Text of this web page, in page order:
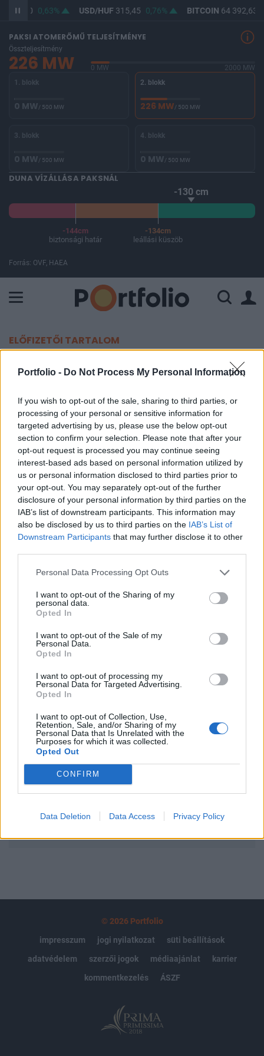
Portfolio - Do Not Process My Personal Information
If you wish to opt-out of the sale, sharing to third parties, or
processing of your personal or sensitive information for
targeted advertising by us, please use the below opt-out
section to confirm your selection. Please note that after your
opt-out request is processed you may continue seeing
interest-based ads based on personal information utilized by
us or personal information disclosed to third parties prior to
your opt-out. You may separately opt-out of the further
disclosure of your personal information by third parties on the
IAB’s list of downstream participants. This information may
also be disclosed by us to third parties on the IAB’s List of
Downstream Participants that may further disclose it to other
Personal Data Processing Opt Outs
I want to opt-out of the Sharing of my
personal data.
Opted In
I want to opt-out of the Sale of my
Personal Data.
Opted In
I want to opt-out of processing my
Personal Data for Targeted Advertising.
Opted In
I want to opt-out of Collection, Use,
Retention, Sale, and/or Sharing of my
Personal Data that Is Unrelated with the
Purposes for which it was collected.
Opted Out
CONFIRM
Data Deletion Data Access Privacy Policy
364,00 0,63% USD/HUF315,45 0,76% BITCOIN 64 392,63
PAKSI ATOMERŐMŰ TELJESÍTMÉNYE
Összteljesítmény
226 MW 0 MW
2000 MW
1. blokk
0 MW/ 500 MW
2. blokk
226 MW/ 500 MW
3. blokk
0 MW/ 500 MW
4. blokk
0 MW/ 500 MW
DUNA VÍZÁLLÁSA PAKSNÁL
-130 cm
-144cm
biztonsági határ
-134cm
leállási küszöb
Forrás: OVF, HAEA
ELŐFIZETŐI TARTALOM
Megszólalt Tarr Zoltán arról,
Portfolio
2026. június 02. 13:03
Két lépésben fogja a kormány átalakítani a
közmédiát, derült ki Tarr Zoltán kultúráért felelős
miniszter bejegyzéséből.
Az azonban nem teljesen világos, hogy az első lépés mit
fog jelenteni. Tarr úgy fogalmazott a Michael McGrath-tal,
az Európai Bizottság demokráciáért, jogállamiságért és
tárgyaláson elmondtam azt is, hogy tudjuk, hogy az
ezen az úton el is indultunk, de ezt...
KEDVES OLVASÓNK!
A keresett cikk a portfolio.hu hírarchívumához
tartozik, melynek olvasása előfizetéses
regisztrációhoz kötött.
Az előfizetés a következőket tartalmazza:
Portfolio.hu teljes cikkarchívum
Kötéslisták: BÉT elmúlt 2 év napon belüli
kötéslistái
Előfizetés
© 2026 Portfolio
impresszum
jogi nyilatkozat
süti beállítások
adatvédelem
szerzői jogok médiaajánlat
karrier
kommentkezelés
ÁSZF